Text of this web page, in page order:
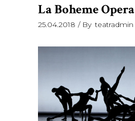
La Boheme Opera
25.04.2018 By teatradmin